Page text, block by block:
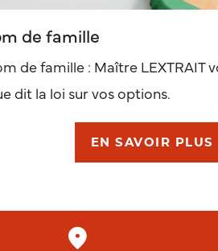
de famille
de famille : Maître LEXTRAIT
dit la loi sur vos options.
EN SAVOIR PLUS